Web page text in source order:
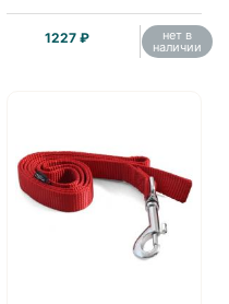
1227 ₽ нет в
наличии